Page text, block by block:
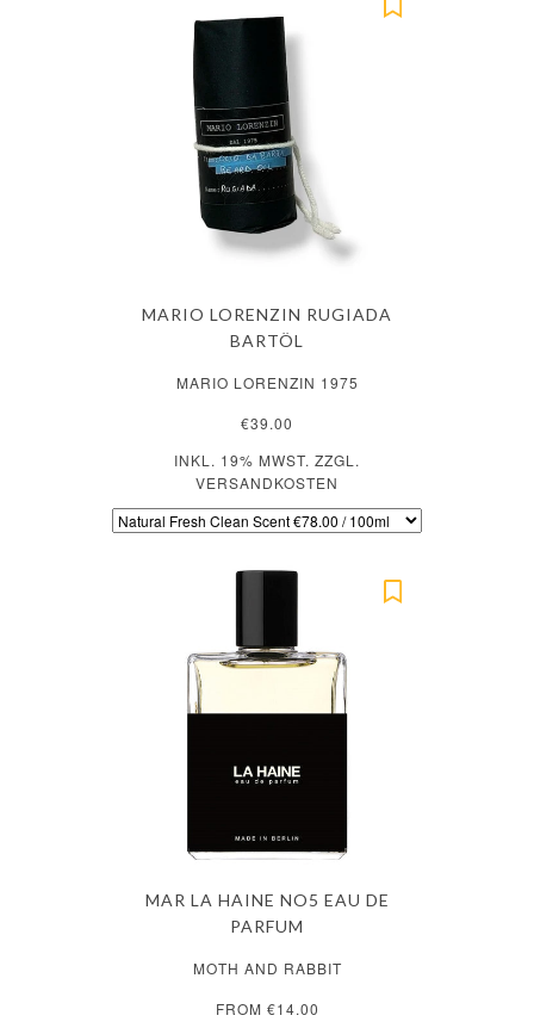
MARIO LORENZIN RUGIADA
BARTÖL
MARIO LORENZIN 1975
€39.00
INKL. 19% MWST. ZZGL.
VERSANDKOSTEN
MAR LA HAINE NO5 EAU DE
PARFUM
MOTH AND RABBIT
FROM €14.00